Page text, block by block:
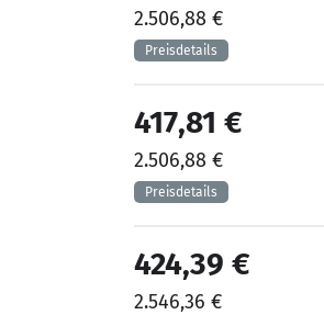
2.506,88 €
417,81 €
2.506,88 €
424,39 €
2.546,36 €